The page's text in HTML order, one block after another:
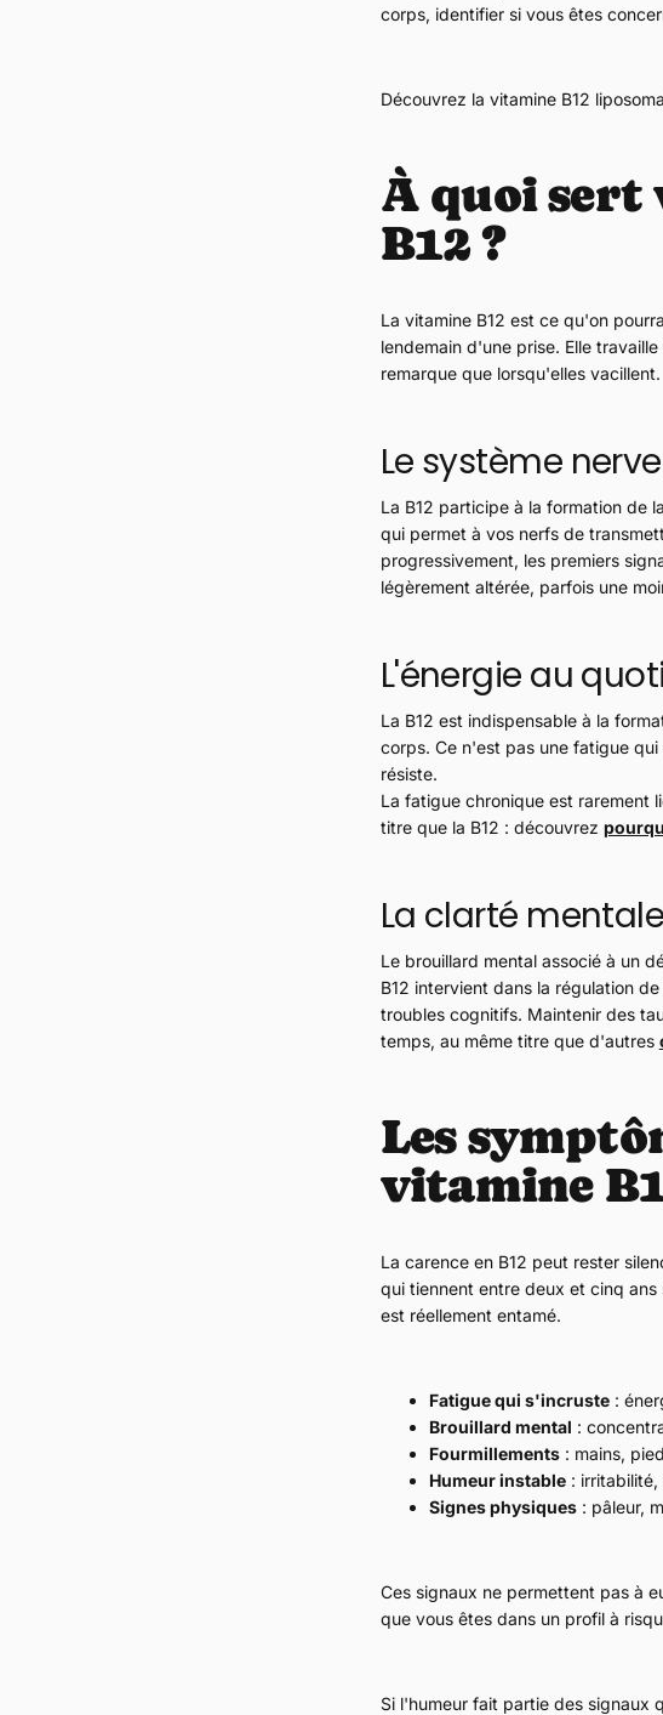
corps, identifier si vous êtes
Découvrez la vitamine B12
À quoi
B12 ?
La vitamine B12 est ce qu'on
lendemain d'une prise. Elle
remarque que lorsqu'elles vacillent.
Le système
La B12 participe à la formation de
qui permet à vos nerfs de
progressivement, les premiers
légèrement altérée, parfois une
L'énergie au
La B12 est indispensable à la
corps. Ce n'est pas une fatigue
résiste.
La fatigue chronique est rarement
titre que la B12 : découvrez
La clarté mentale
Le brouillard mental associé à un
B12 intervient dans la régulation
troubles cognitifs. Maintenir des
temps, au même titre que d'autres
Les
vitamine
La carence en B12 peut rester
qui tiennent entre deux et cinq
est réellement entamé.
Fatigue qui s'incruste:
Brouillard mental :
Fourmillements: mains,
Humeur instable: irritabilité,
Signes physiques: pâleur,
Ces signaux ne permettent pas à
que vous êtes dans un profil à
Si l'humeur fait partie des signaux